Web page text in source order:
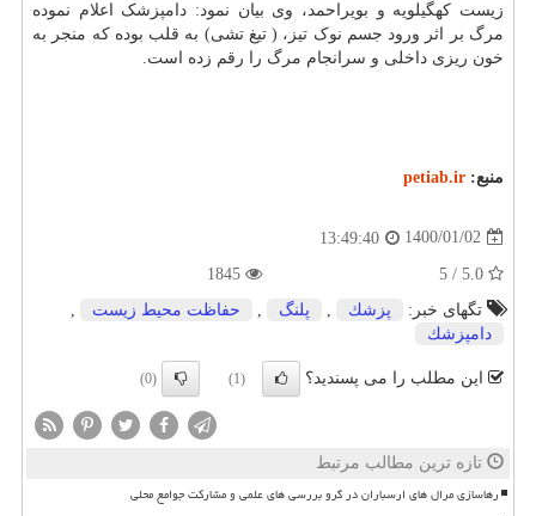
زیست کهگیلویه و بویراحمد، وی بیان نمود: دامپزشک اعلام نموده
مرگ بر اثر ورود جسم نوک تیز، ( تیغ تشی) به قلب بوده که منجر به
خون ریزی داخلی و سرانجام مرگ را رقم زده است.
منبع: petiab.ir
1400/01/02
13:49:40
تگهای خبر:
پزشك , پلنگ , حفاظت محیط زیست
,
دامپزشك
این مطلب را می پسندید؟ (1)
(0)
تازه ترین مطالب مرتبط
رهاسازی مرال های ارسباران در گرو بررسی های علمی و مشارکت جوامع محلی